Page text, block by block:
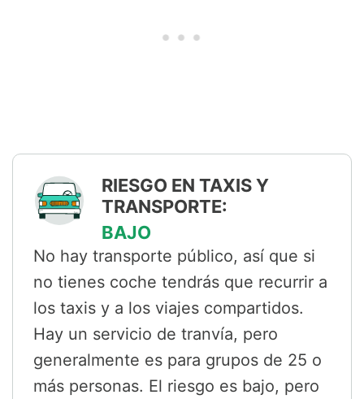
RIESGO EN TAXIS Y
TRANSPORTE:
BAJO
No hay transporte público, así que si
no tienes coche tendrás que recurrir a
los taxis y a los viajes compartidos.
Hay un servicio de tranvía, pero
generalmente es para grupos de 25 o
más personas. El riesgo es bajo, pero